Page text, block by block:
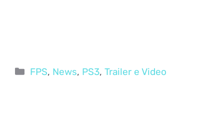
Categorie
FPS, News, PS3,Trailer e Video